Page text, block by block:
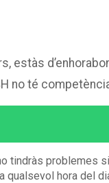
estàs
no té
tindràs problemes
qualsevol hora del